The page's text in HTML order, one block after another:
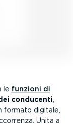
le funzioni di
conducenti
formato digitale,
Unita a